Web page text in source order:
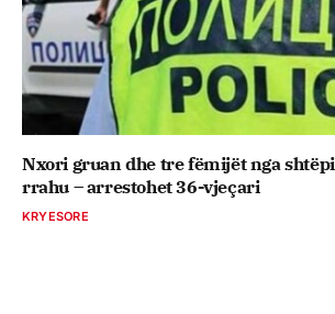
Nxori gruan dhe tre fëmijët nga
rrahu – arrestohet 36-vjeçari
KRYESORE